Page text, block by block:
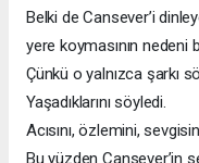
Belki de Cansever’i
yere koymasının nedeni
Çünkü o yalnızca şarkı
Yaşadıklarını söyledi.
Acısını, özlemini,
Bu yüzden Cansever’in